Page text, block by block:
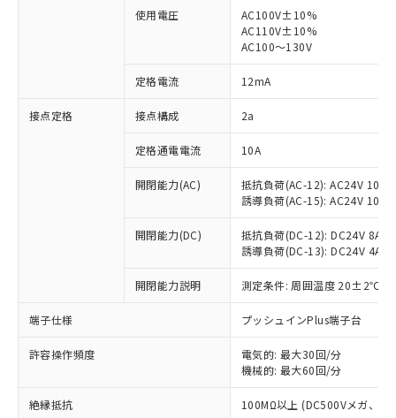
使用電圧
AC100V±10%
AC110V±10%
AC100～130V
定格電流 12mA
接点定格 接点構成 2a
定格通電電流 10A
開閉能力(AC)
抵抗負荷(AC-12): AC24V 10A/
誘導負荷(AC-15): AC24V
開閉能力(DC)
抵抗負荷(DC-12): DC24V 8A/
誘導負荷(DC-13): DC24V 4A/
開閉能力説明 測定条件: 周囲温度 20±2℃、
端子仕様 プッシュインPlus端子台
許容操作頻度
電気的: 最大30回/分
機械的: 最大60回/分
絶縁抵抗 100MΩ以上 (DC500Vメガ、点
ご利用条件
以下の条件をお読みいただき、同意のうえ
ご利用ください。
商品の当社在庫状況および標準価格
(税抜)を提供させていただくもので
当社制御機器事業取扱商品の中には、
本サービスの対象外となる商品もある
ことをご了承ください。
在庫状況および標準価格照会結果は、
記載している更新日時点での社内デー
タに基づき作成されるものであり、閲
覧された時点での実際の在庫および標
※1 対応状況
対応済み：EU RoHS指令（10物質）の
非含有に対応した製品が提供可能な商品で
対応予定：EU RoHS指令（10物質）の非含
有に対応した製品に切り替える予定のある
対応予定なし：EU RoHS指令（10物質）の
非含有に非対応の商品で、対応品を出す予
調査・確認中：EU RoHS指令（10物質）の
非含有の対応状況を調査中または確認中の
非該当品：ライセンス料など無形物で、有
害物質有無と関係のない商品です。
仕入先様の事情により、非含有部品として
いたものが、含有品と判明した場合などや
むを得ず変更することがあります。
ミウム(Cd) 100ppm以下、
※1 中国RoHS○×表
「○」：最大均質材料含有率が中国RoHSの
基準値以下であることを示します。
「×」：最大均質材料含有率が中国RoHSの
基準値を超えていることを示します。
「－」：未確認です。当社販売部門へお問
い合わせください。
*中国RoHS10物質の基準値 (GB/T26572)：
Pb(鉛) :1000ppm、 Hg(水銀) : 1000ppm、 Cd(カドミウ
当社は、これら貴社製品のうち、外国
為替および外国貿易法に定める商品
（以下｢規制貨物等」という）を輸出
または国外への提供する場合は、日本
国政府の輸出許可(または役務取引許